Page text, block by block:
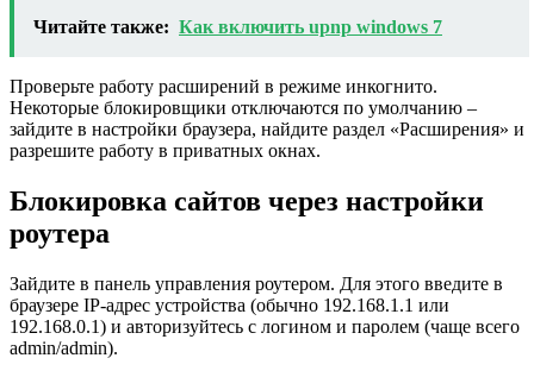
Читайте также: Как включить upnp windows 7
Проверьте работу расширений в режиме инкогнито.
Некоторые блокировщики отключаются по умолчанию –
зайдите в настройки браузера, найдите раздел «Расширения» и
разрешите работу в приватных окнах.
Блокировка сайтов через настройки
роутера
Зайдите в панель управления роутером. Для этого введите в
браузере IP-адрес устройства (обычно 192.168.1.1 или
192.168.0.1) и авторизуйтесь с логином и паролем (чаще всего
admin/admin).